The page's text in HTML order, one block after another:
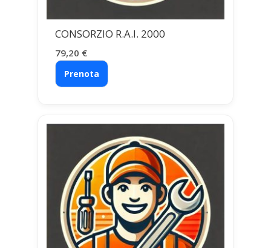
CONSORZIO R.A.I. 2000
79,20 €
Prenota